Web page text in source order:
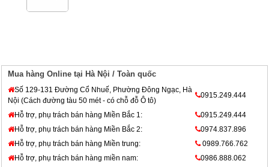
Mua hàng Online tại Hà Nội / Toàn quốc
Số 129-131 Đường Cổ Nhuế, Phường Đông Ngạc, Hà
Nội (Cách đường tàu 50 mét - có chỗ đỗ Ô tô)
0915.249.444
Hỗ trợ, phụ trách bán hàng Miền Bắc 1:
0915.249.444
Hỗ trợ, phụ trách bán hàng Miền Bắc 2:
0974.837.896
Hỗ trợ, phụ trách bán hàng Miền trung:
0989.766.762
Hỗ trợ, phụ trách bán hàng miền nam:
0986.888.062